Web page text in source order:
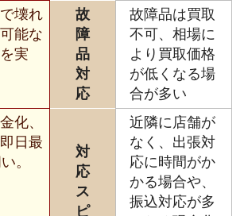
壊れ
能な
実
故
障
品
対
応
故障品は買取
不可、相場に
より買取価格
が低くなる場
合が多い
化、
日最
。
対
応
ス
ピ
近隣に店舗が
なく、出張対
応に時間がか
かる場合や、
振込対応が多